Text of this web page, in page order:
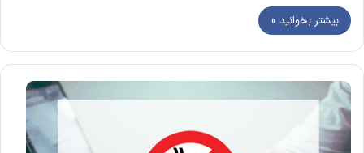
بیشتر بخوانید »